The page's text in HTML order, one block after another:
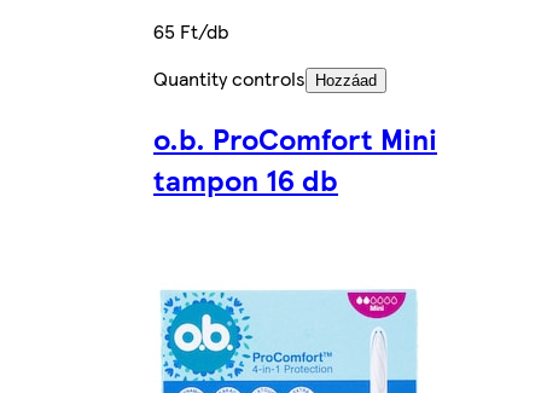
65 Ft/db
Quantity controls
Hozzáad
o.b. ProComfort Mini
tampon 16 db